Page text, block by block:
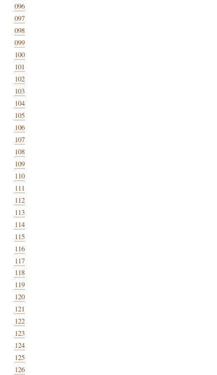
096
097
098
099
100
101
102
103
104
105
106
107
108
109
110
111
112
113
114
115
116
117
118
119
120
121
122
123
124
125
126